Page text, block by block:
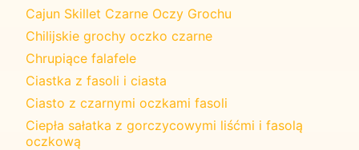
Cajun Skillet Czarne Oczy Grochu
Chilijskie grochy oczko czarne
Chrupiące falafele
Ciastka z fasoli i ciasta
Ciasto z czarnymi oczkami fasoli
Ciepła sałatka z gorczycowymi liśćmi i fasolą
oczkową